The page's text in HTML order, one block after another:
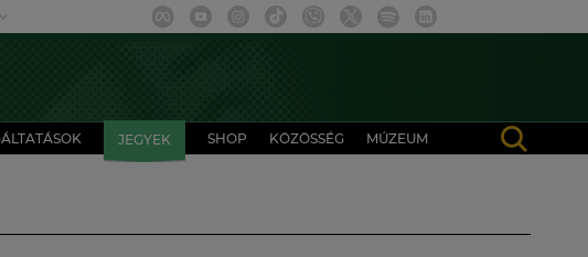
JEGYEK SHOP KÖZÖSSÉG MÚZEUM